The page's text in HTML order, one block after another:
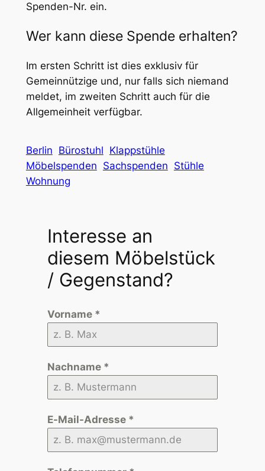
Spenden-Nr. ein.
Wer kann diese Spende erhalten?
Im ersten Schritt ist dies exklusiv für
Gemeinnützige und, nur falls sich niemand
meldet, im zweiten Schritt auch für die
Allgemeinheit verfügbar.
Berlin Bürostuhl Klappstühle
Möbelspenden Sachspenden Stühle
Wohnung
Interesse an
diesem Möbelstück
/ Gegenstand?
Vorname *
Nachname *
E-Mail-Adresse *